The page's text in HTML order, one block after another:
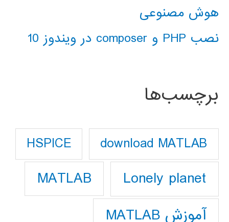
هوش مصنوعی
نصب PHP و composer در ویندوز 10
برچسب‌ها
download MATLAB
HSPICE
Lonely planet
MATLAB
آموزش MATLAB